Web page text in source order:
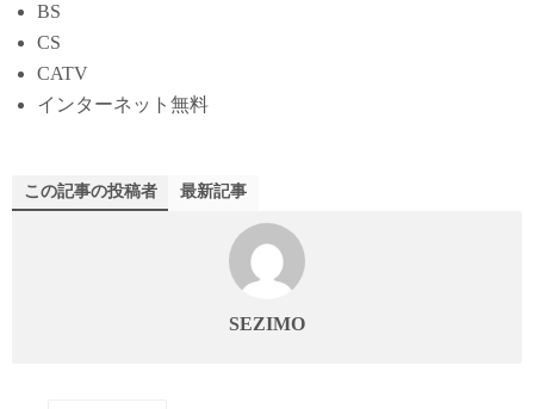
BS
CS
CATV
インターネット無料
この記事の投稿者 最新記事
SEZIMO